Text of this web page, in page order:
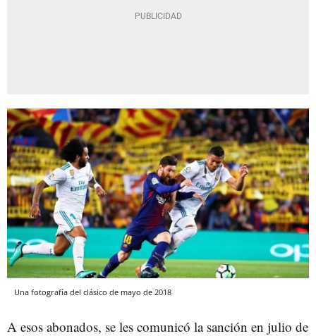
Una fotografía del clásico de mayo de 2018
A esos abonados, se les comunicó la sanción en julio de